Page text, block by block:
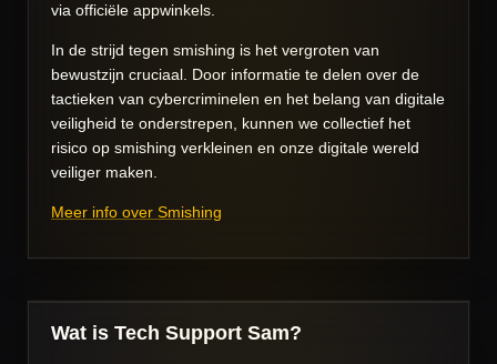
via officiële appwinkels.
In de strijd tegen smishing is het vergroten van
bewustzijn cruciaal. Door informatie te delen over de
tactieken van cybercriminelen en het belang van digitale
veiligheid te onderstrepen, kunnen we collectief het
risico op smishing verkleinen en onze digitale wereld
veiliger maken.
Meer info over Smishing
Wat is Tech Support Sam?